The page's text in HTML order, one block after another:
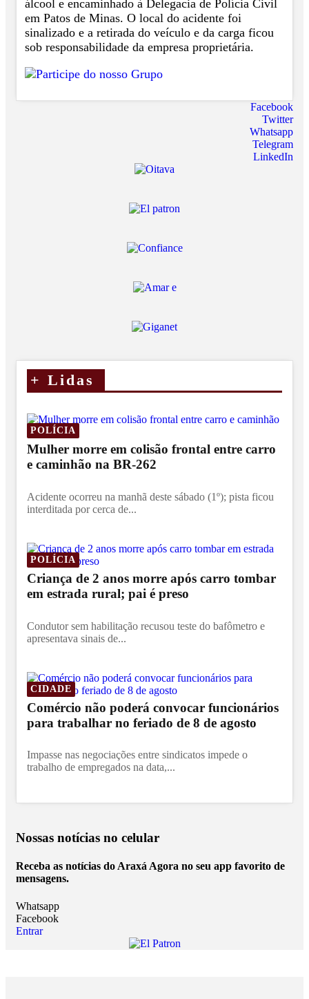
álcool e encaminhado à Delegacia de Polícia Civil
em Patos de Minas. O local do acidente foi
sinalizado e a retirada do veículo e da carga ficou
sob responsabilidade da empresa proprietária.
Facebook
Twitter
Whatsapp
Telegram
LinkedIn
+ Lidas
POLÍCIA
Mulher morre em colisão frontal entre carro
e caminhão na BR-262
Acidente ocorreu na manhã deste sábado (1º); pista ficou
interditada por cerca de...
POLÍCIA
Criança de 2 anos morre após carro tombar
em estrada rural; pai é preso
Condutor sem habilitação recusou teste do bafômetro e
apresentava sinais de...
CIDADE
Comércio não poderá convocar funcionários
para trabalhar no feriado de 8 de agosto
Impasse nas negociações entre sindicatos impede o
trabalho de empregados na data,...
Nossas notícias no celular
Receba as notícias do Araxá Agora no seu app favorito de
mensagens.
Whatsapp
Facebook
Entrar